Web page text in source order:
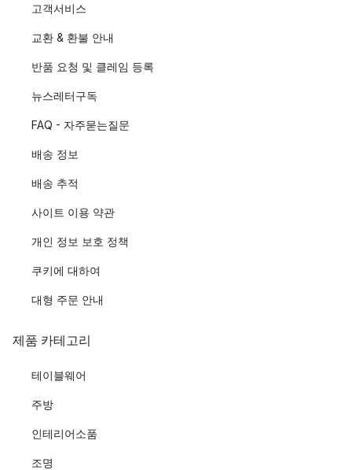
고객서비스
교환 & 환불 안내
반품 요청 및 클레임 등록
뉴스레터구독
FAQ - 자주묻는질문
배송 정보
배송 추적
사이트 이용 약관
개인 정보 보호 정책
쿠키에 대하여
대형 주문 안내
제품 카테고리
테이블웨어
주방
인테리어소품
조명